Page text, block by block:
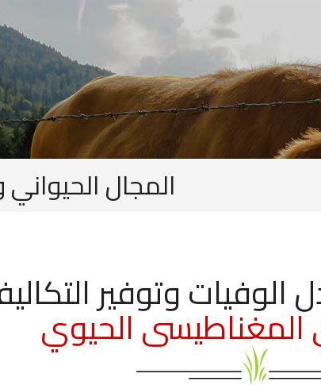
المجال
وتوفير
المغناطيسى الحيوي